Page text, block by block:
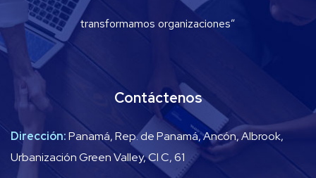
transformamos organizaciones”
Contáctenos
Dirección:Panamá, Rep. de Panamá, Ancón, Albrook,
Urbanización Green Valley, Cl C, 61